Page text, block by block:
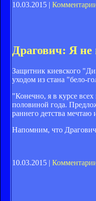
10.03.2015 |
Драгович: Я не
Защитник киевского
уходом из стана "бело-
"Конечно, я в курсе
половиной года.
раннего детства мечтаю
Напомним, что
10.03.2015 |